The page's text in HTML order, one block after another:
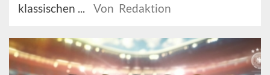
klassischen ...
Von Redaktion